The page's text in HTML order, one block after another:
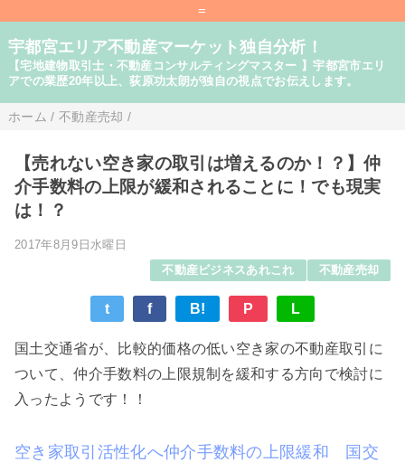
=
宇都宮エリア不動産マーケット独自分析！
【宅地建物取引士・不動産コンサルティングマスター 】宇都宮市エリ
アでの業歴20年以上、荻原功太朗が独自の視点でお伝えします。
ホーム / 不動産売却 /
【売れない空き家の取引は増えるのか！？】仲
介手数料の上限が緩和されることに！でも現実
は！？
2017年8月9日水曜日
不動産ビジネスあれこれ
不動産売却
t f B! P L
国土交通省が、比較的価格の低い空き家の不動産取引に
ついて、仲介手数料の上限規制を緩和する方向で検討に
入ったようです！！
空き家取引活性化へ仲介手数料の上限緩和 国交